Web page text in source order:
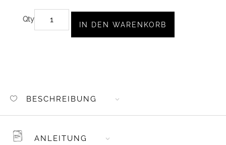
AUFNÄHER
IN DEN WARENKORB
BESCHREIBUNG
ANLEITUNG